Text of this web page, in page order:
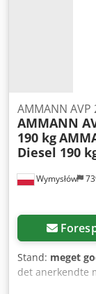
Wymysłów
AMMANN AVP
AMMANN
190 kg
Diesel 190
Stand: meget
det anerkendte
udstyret med